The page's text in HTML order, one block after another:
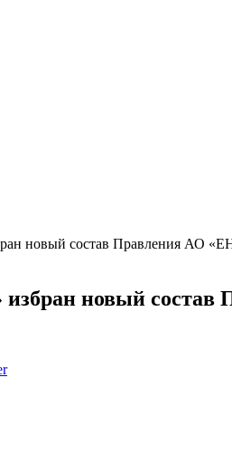
новый состав Правления АО
новый